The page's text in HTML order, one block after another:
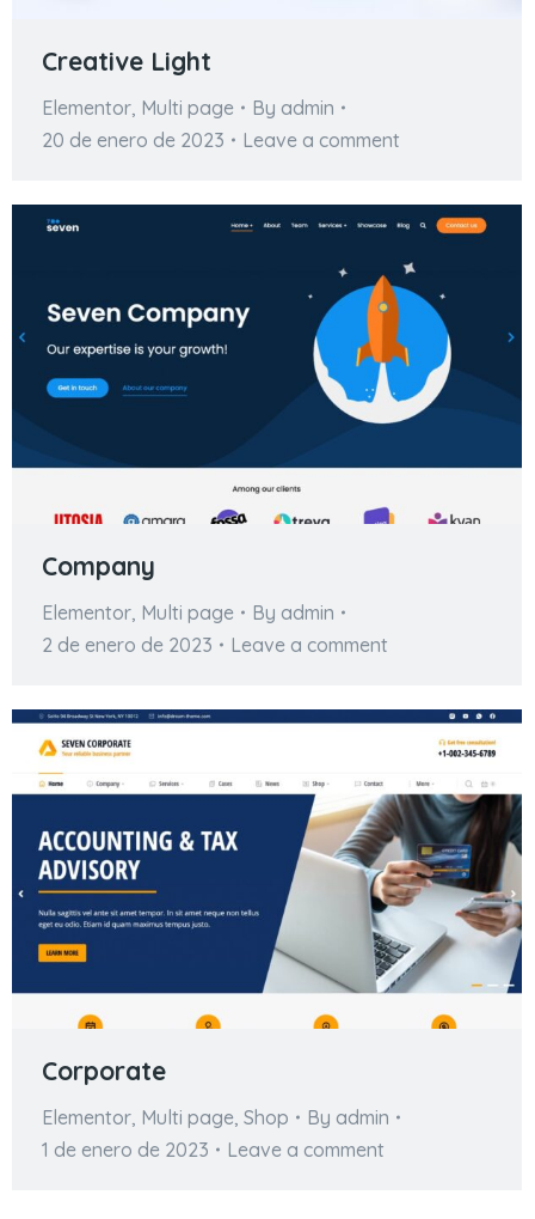
Creative Light
Elementor Multi page By admin
20 de enero de 2023
Leave a comment
Company
Elementor Multi page By admin
2 de enero de 2023
Leave a comment
Corporate
Elementor Multi page Shop By admin
1 de enero de 2023
Leave a comment